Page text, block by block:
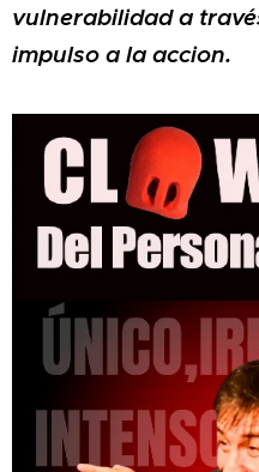
vulnerabilidad a
impulso a la accion.